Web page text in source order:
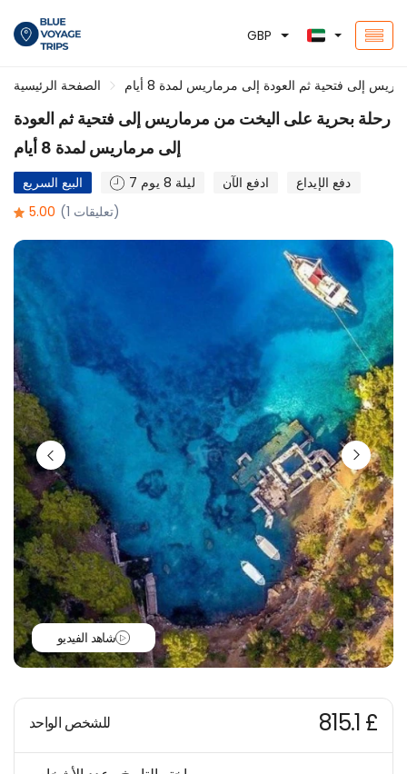
GBP
الصفحة الرئيسية إلى فتحية ثم العودة إلى مرماريس لمدة 8 أيام
رحلة بحرية على اليخت من مرماريس إلى فتحية ثم العودة
إلى مرماريس لمدة 8 أيام
البيع السريع 7 ليلة 8 يوم ادفع الآن
دفع الإيداع
5.00
(1 تعليقات)
شاهد الفيديو
للشخص الواحد 815.1 £